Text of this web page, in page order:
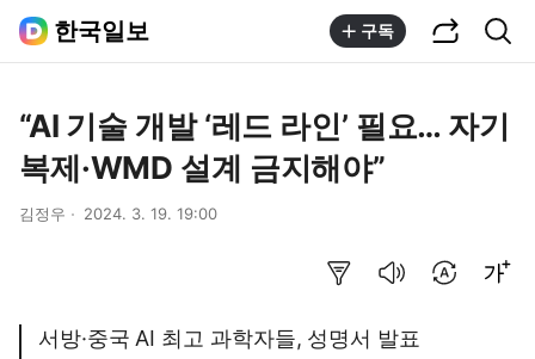
한국일보 구독
“AI 기술 개발 ‘레드 라인’ 필요… 자기
복제·WMD 설계 금지해야”
김정우 2024. 3. 19. 19:00
서방·중국 AI 최고 과학자들, 성명서 발표